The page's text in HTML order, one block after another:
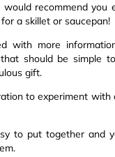
recommend
a skillet or saucepan!
with more
should be simple
gift.
to experiment
to put together